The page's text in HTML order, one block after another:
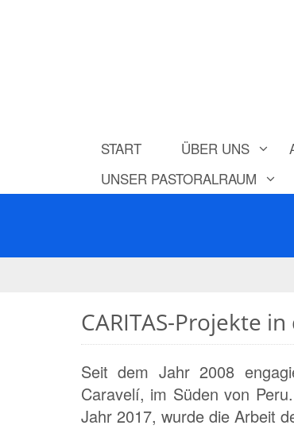
START ÜBER UNS
UNSER PASTORALRAUM
CARITAS-Projekte
Seit dem Jahr 2008
Caravelí, im Süden von
Jahr 2017, wurde die Arbeit